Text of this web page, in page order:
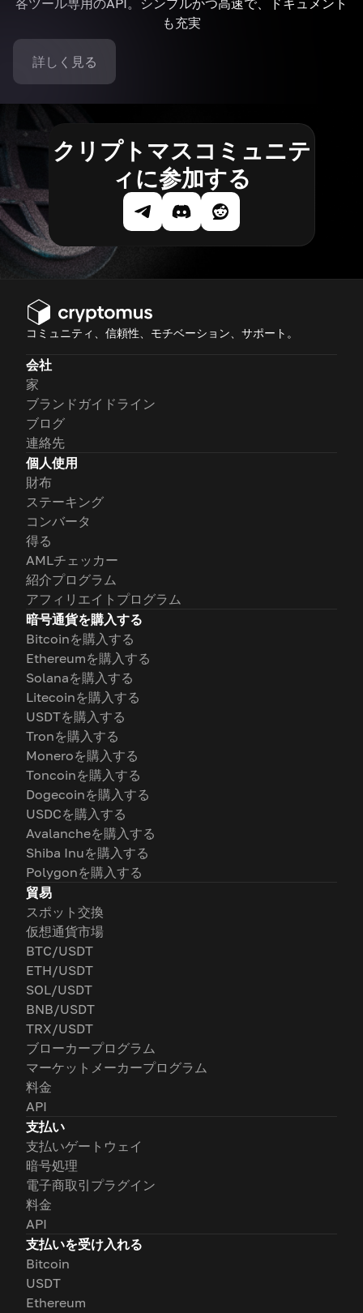
各ツール専用のAPI。シンプルかつ高速で、ドキュメント
も充実
詳しく見る
クリプトマスコミュニテ
ィに参加する
コミュニティ、信頼性、モチベーション、サポート。
会社
家
ブランドガイドライン
ブログ
連絡先
個人使用
財布
ステーキング
コンバータ
得る
AMLチェッカー
紹介プログラム
アフィリエイトプログラム
暗号通貨を購入する
Bitcoinを購入する
Ethereumを購入する
Solanaを購入する
Litecoinを購入する
USDTを購入する
Tronを購入する
Moneroを購入する
Toncoinを購入する
Dogecoinを購入する
USDCを購入する
Avalancheを購入する
Shiba Inuを購入する
Polygonを購入する
貿易
スポット交換
仮想通貨市場
BTC/USDT
ETH/USDT
SOL/USDT
BNB/USDT
TRX/USDT
ブローカープログラム
マーケットメーカープログラム
料金
API
支払い
支払いゲートウェイ
暗号処理
電子商取引プラグイン
料金
API
支払いを受け入れる
Bitcoin
USDT
Ethereum